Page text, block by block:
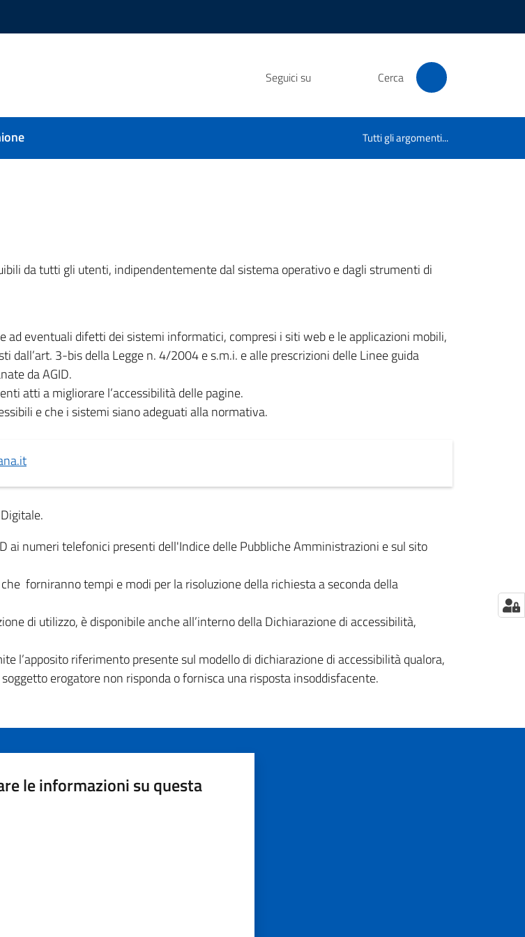
Seguici su Cerca
Tutti gli argomenti...
da tutti gli utenti, indipendentemente dal sistema operativo e dagli strumenti di
eventuali difetti dei sistemi informatici, compresi i siti web e le applicazioni mobili,
3-bis della Legge n. 4/2004 e s.m.i. e alle prescrizioni delle Linee guida
da AGID.
atti a migliorare l’accessibilità delle pagine.
e che i sistemi siano adeguati alla normativa.
ai numeri telefonici presenti dell'Indice delle Pubbliche Amministrazioni e sul sito
forniranno tempi e modi per la risoluzione della richiesta a seconda della
di utilizzo, è disponibile anche all’interno della Dichiarazione di accessibilità,
l’apposito riferimento presente sul modello di dichiarazione di accessibilità qualora,
erogatore non risponda o fornisca una risposta insoddisfacente.
le informazioni su questa